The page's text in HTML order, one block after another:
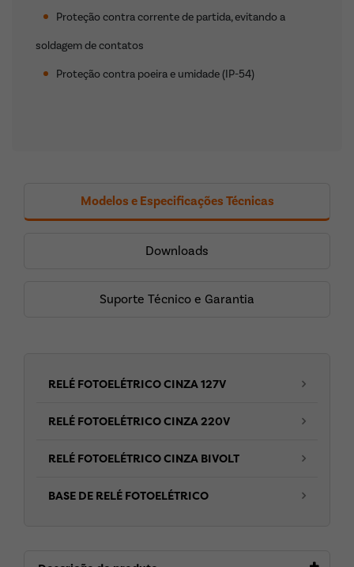
Proteção contra corrente de partida, evitando a
soldagem de contatos
Proteção contra poeira e umidade (IP-54)
Modelos e Especificações Técnicas
Downloads
Suporte Técnico e Garantia
RELÉ FOTOELÉTRICO CINZA 127V
RELÉ FOTOELÉTRICO CINZA 220V
RELÉ FOTOELÉTRICO CINZA BIVOLT
BASE DE RELÉ FOTOELÉTRICO